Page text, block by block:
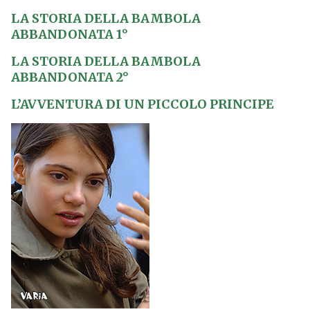
LA STORIA DELLA BAMBOLA
ABBANDONATA 1°
LA STORIA DELLA BAMBOLA
ABBANDONATA 2°
L’AVVENTURA DI UN PICCOLO PRINCIPE